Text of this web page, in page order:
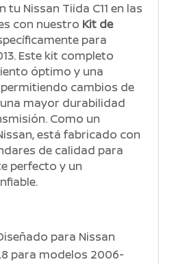
tu Nissan Tiida C11 en las
con nuestro Kit de
para
Este kit completo
óptimo y una
cambios de
mayor durabilidad
Como un
está fabricado con
de calidad para
perfecto y un
para Nissan
para modelos 2006-